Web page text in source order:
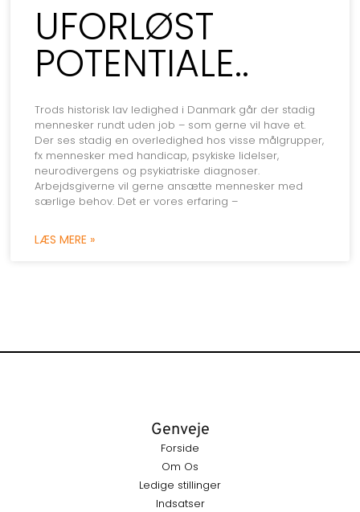
UFORLØST
POTENTIALE..
Trods historisk lav ledighed i Danmark går der stadig
mennesker rundt uden job – som gerne vil have et.
Der ses stadig en overledighed hos visse målgrupper,
fx mennesker med handicap, psykiske lidelser,
neurodivergens og psykiatriske diagnoser.
Arbejdsgiverne vil gerne ansætte mennesker med
særlige behov. Det er vores erfaring –
LÆS MERE »
Genveje
Forside
Om Os
Ledige stillinger
Indsatser